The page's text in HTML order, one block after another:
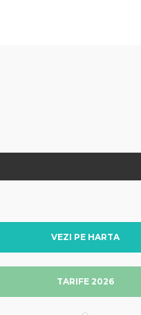
VEZI PE HARTA
TARIFE 2026